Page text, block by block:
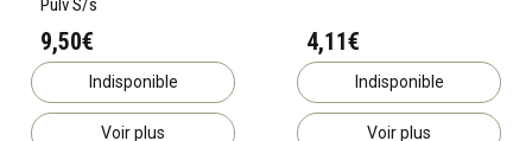
9,50€
Indisponible
Voir plus
4,11€
Indisponible
Voir plus